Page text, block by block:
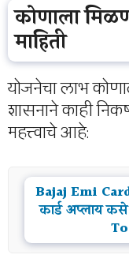
कोणाला
माहिती
योजनेचा लाभ
शासनाने काही
महत्त्वाचे आहे:
Bajaj Emi
कार्ड अप्लाय कसे